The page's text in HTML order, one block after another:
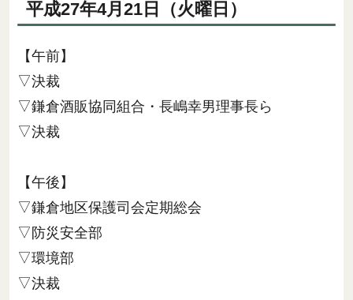
平成27年4月21日（火曜日）
【午前】
▽決裁
▽鎌倉酒販協同組合・長嶋幸男理事長ら
▽決裁
【午後】
▽鎌倉地区保護司会定期総会
▽防災安全部
▽環境部
▽決裁